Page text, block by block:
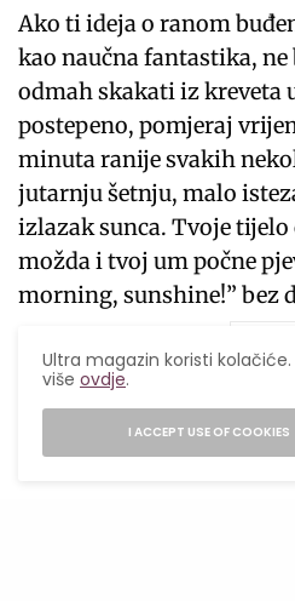
Ako ti ideja o ranom
kao naučna fantastika,
odmah skakati iz kreveta
postepeno, pomjeraj
minuta ranije svakih
jutarnju šetnju, malo
izlazak sunca. Tvoje tijelo
možda i tvoj um počne
morning, sunshine!” bez
KUĆNI LJUBIMCI
Fostering
vlasništvo u
epizodi
Ultra magazin koristi kolačiće.
višeovdje.
I ACCEPT USE OF COOKIES